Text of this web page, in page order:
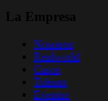
La Empresa
Nosotros
Realworld
Casos
Talento
Eventos